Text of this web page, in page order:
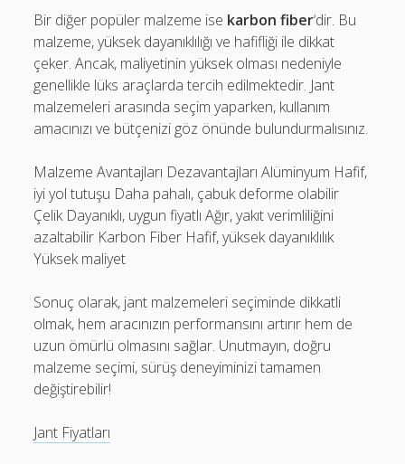
Bir diğer popüler malzeme ise karbon fiber‘dir. Bu
malzeme, yüksek dayanıklılığı ve hafifliği ile dikkat
çeker. Ancak, maliyetinin yüksek olması nedeniyle
genellikle lüks araçlarda tercih edilmektedir. Jant
malzemeleri arasında seçim yaparken, kullanım
amacınızı ve bütçenizi göz önünde bulundurmalısınız.
Malzeme Avantajları Dezavantajları Alüminyum Hafif,
iyi yol tutuşu Daha pahalı, çabuk deforme olabilir
Çelik Dayanıklı, uygun fiyatlı Ağır, yakıt verimliliğini
azaltabilir Karbon Fiber Hafif, yüksek dayanıklılık
Yüksek maliyet
Sonuç olarak, jant malzemeleri seçiminde dikkatli
olmak, hem aracınızın performansını artırır hem de
uzun ömürlü olmasını sağlar. Unutmayın, doğru
malzeme seçimi, sürüş deneyiminizi tamamen
değiştirebilir!
Jant Fiyatları